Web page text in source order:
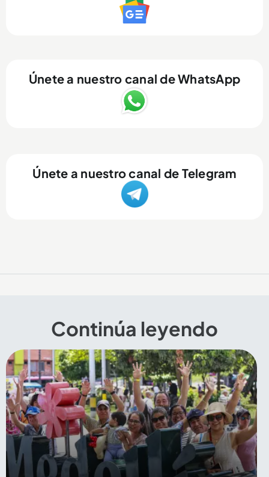
Únete a nuestro canal de WhatsApp
Únete a nuestro canal de Telegram
Continúa leyendo